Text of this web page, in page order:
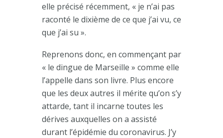
elle précisé récemment, « je n’ai pas
raconté le dixième de ce que j’ai vu, ce
que j’ai su ».
Reprenons donc, en commençant par
« le dingue de Marseille » comme elle
l’appelle dans son livre. Plus encore
que les deux autres il mérite qu’on s’y
attarde, tant il incarne toutes les
dérives auxquelles on a assisté
durant l’épidémie du coronavirus. J’y